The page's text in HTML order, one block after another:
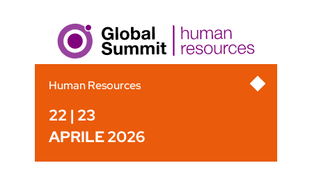
Human Resources
22 | 23
APRILE 2026